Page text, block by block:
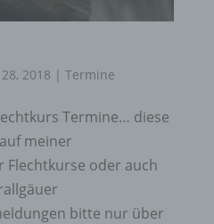
2018 | Termine
Termine… diese
meiner
Flechtkurse oder auch
bitte nur über